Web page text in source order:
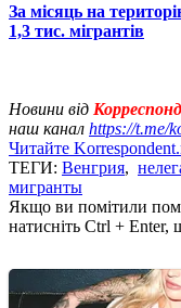
За місяць на
1,3 тис. мігрантів
Новини від
наш канал https://t.me/
Читайте
ТЕГИ: Венгрия,
мигранты
Якщо ви помітили
натисніть Ctrl + Enter,